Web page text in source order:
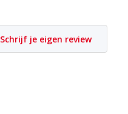
Schrijf je eigen review